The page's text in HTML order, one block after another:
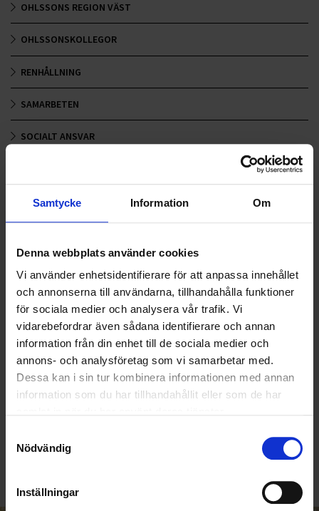
Samtycke Information Om
Denna webbplats använder cookies
Vi använder enhetsidentifierare för att anpassa innehållet
och annonserna till användarna, tillhandahålla funktioner
för sociala medier och analysera vår trafik. Vi
vidarebefordrar även sådana identifierare och annan
information från din enhet till de sociala medier och
annons- och analysföretag som vi samarbetar med.
Dessa kan i sin tur kombinera informationen med annan
information som du har tillhandahållit eller som de har
Nödvändig
Inställningar
OHLSSONS REGION VÄST
OHLSSONSKOLLEGOR
RENHÅLLNING
SAMARBETEN
SOCIALT ANSVAR
info@ohlssons.se